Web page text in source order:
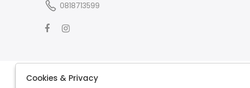
0818713599
Cookies & Privacy